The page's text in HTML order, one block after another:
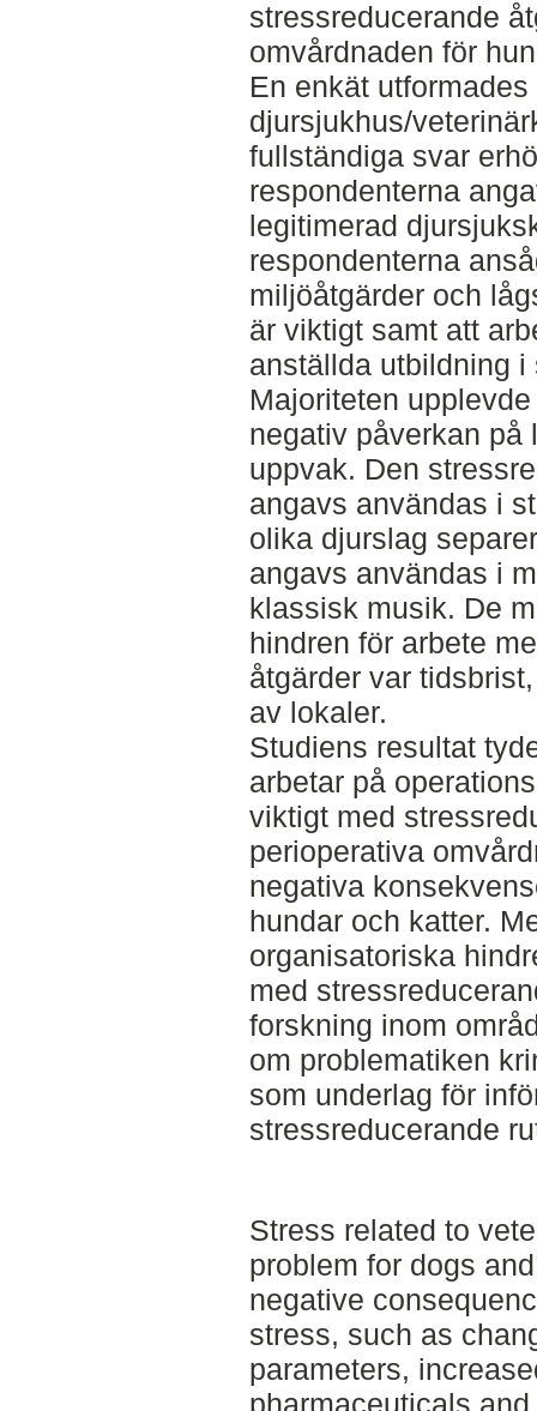
stressreducerande
omvårdnaden för
En enkät
djursjukhus/
fullständiga svar
respondenterna
legitimerad
respondenterna
miljöåtgärder och
är viktigt samt att
anställda utbildning i
Majoriteten
negativ påverkan på
uppvak. Den
angavs användas i
olika djurslag
angavs användas i
klassisk musik. De
hindren för arbete
åtgärder var
av lokaler.
Studiens resultat
arbetar på
viktigt med
perioperativa
negativa
hundar och katter.
organisatoriska
med
forskning inom
om problematiken
som underlag för
stressreducerande
Stress related to
problem for dogs
negative
stress, such as
parameters,
pharmaceuticals